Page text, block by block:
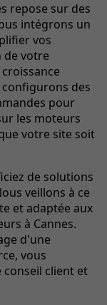
repose sur des
intégrons un
vos
de votre
des
pour
les moteurs
votre site soit
de solutions
veillons à ce
et adaptée aux
à Cannes.
d'une
vous
client et